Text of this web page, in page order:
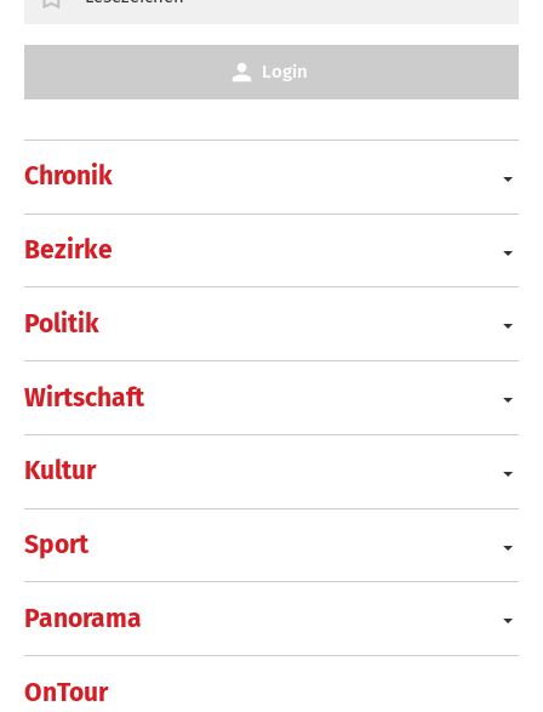
Chronik
Bezirke
Politik
Wirtschaft
Kultur
Sport
Panorama
OnTour
Login